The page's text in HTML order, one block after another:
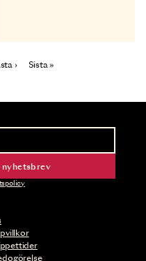
sida
› Sista sidan
Sista »
och biljettsläpp.
nyhetsbrev